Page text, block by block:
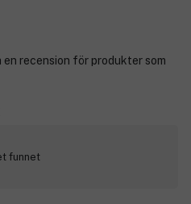
recension för produkter som
funnet